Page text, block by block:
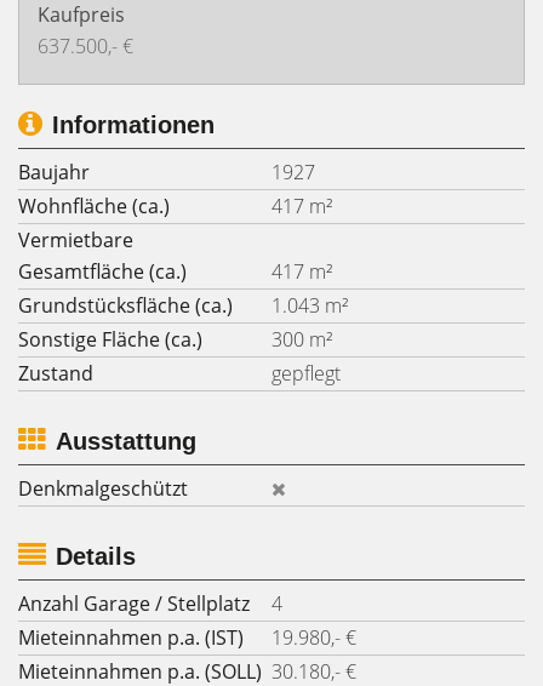
Kaufpreis
637.500,- €
Informationen
Baujahr
1927
Wohnfläche (ca.)
417 m²
Vermietbare
Gesamtfläche (ca.)
417 m²
Grundstücksfläche (ca.)
1.043 m²
Sonstige Fläche (ca.)
300 m²
Zustand
gepflegt
Ausstattung
Denkmalgeschützt
Details
Anzahl Garage / Stellplatz
4
Mieteinnahmen p.a. (IST)
19.980,- €
Mieteinnahmen p.a. (SOLL) 30.180,- €